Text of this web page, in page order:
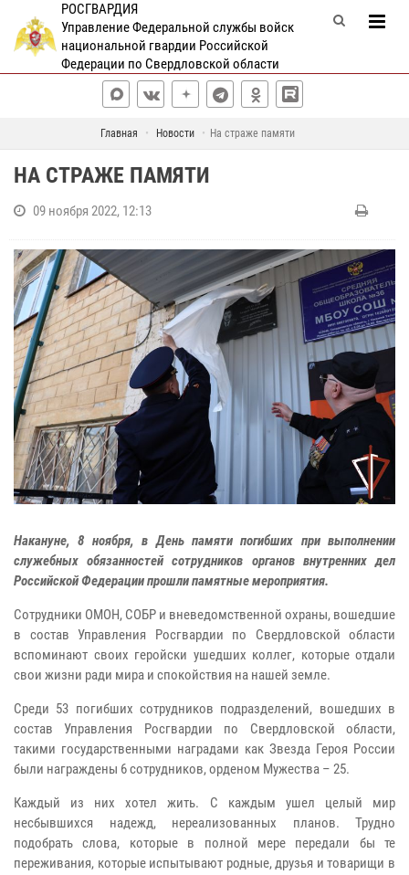
РОСГВАРДИЯ
Управление Федеральной службы войск
национальной гвардии Российской
Федерации по Свердловской области
Главная Новости На страже памяти
НА СТРАЖЕ ПАМЯТИ
09 ноября 2022, 12:13
Накануне, 8 ноября, в День памяти погибших при выполнении
служебных обязанностей сотрудников органов внутренних дел
Российской Федерации прошли памятные мероприятия.
Сотрудники ОМОН, СОБР и вневедомственной охраны, вошедшие
в состав Управления Росгвардии по Свердловской области
вспоминают своих геройски ушедших коллег, которые отдали
свои жизни ради мира и спокойствия на нашей земле.
Среди 53 погибших сотрудников подразделений, вошедших в
состав Управления Росгвардии по Свердловской области,
такими государственными наградами как Звезда Героя России
были награждены 6 сотрудников, орденом Мужества – 25.
Каждый из них хотел жить. С каждым ушел целый мир
несбывшихся надежд, нереализованных планов. Трудно
подобрать слова, которые в полной мере передали бы те
переживания, которые испытывают родные, друзья и товарищи в